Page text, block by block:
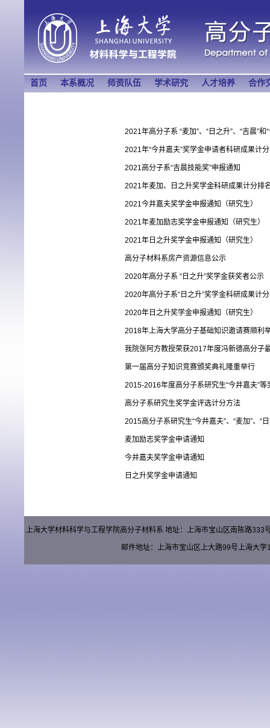
首页 本系概况 师资队伍 学术研究 人才培养 合作
2021年高分子系 “麦加”、“日之升”、“吉晨”
2021年“今井嘉夫”奖学金申请者科研成果计
2021高分子系“吉晨技能奖”申报通知
2021年麦加、日之升奖学金科研成果计分排
2021今井嘉夫奖学金申报通知（研究生）
2021年麦加励志奖学金申报通知（研究生）
2021年日之升奖学金申报通知（研究生）
高分子材料系房产资源信息公示
2020年高分子系 “日之升”奖学金获奖者公示
2020年高分子系“日之升”奖学金科研成果计
2020年日之升奖学金申报通知（研究生）
2018年上海大学高分子基础知识邀请赛顺利
我院张阿方教授荣获2017年度冯新德高分子
第一届高分子知识竞赛颁奖典礼隆重举行
2015-2016年度高分子系研究生“今井嘉夫”等
高分子系研究生奖学金评选计分方法
2015高分子系研究生“今井嘉夫”、“麦加”、“
麦加励志奖学金申请通知
今井嘉夫奖学金申请通知
日之升奖学金申请通知
上海大学材料科学与工程学院高分子材料系 地址：上海市宝山区南陈路
邮件地址：上海市宝山区上大路99号上海大